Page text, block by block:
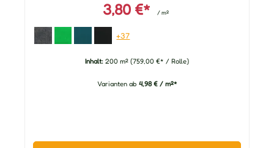
3,80 €* / m²
+37
Inhalt: 200 m² (759,00 €* / Rolle)
Varianten ab 4,98 € / m²*